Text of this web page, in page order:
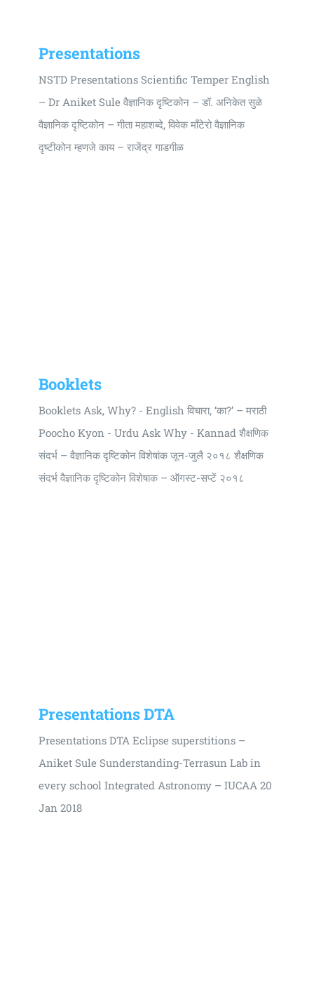
Presentations
NSTD Presentations Scientific Temper English
– Dr Aniket Sule वैज्ञानिक दृष्टिकोन – डॉ. अनिकेत सुळे
वैज्ञानिक दृष्टिकोन – गीता महाशब्दे, विवेक मॉंटेरो वैज्ञानिक
दृष्टीकोन म्हणजे काय – राजेंद्र गाडगीळ
Booklets
Booklets Ask, Why? - English विचारा, ‘का?’ – मराठी
Poocho Kyon - Urdu Ask Why - Kannad शैक्षणिक
संदर्भ – वैज्ञानिक दृष्टिकोन विशेषांक जून-जुलै २०१८ शैक्षणिक
संदर्भ वैज्ञानिक दृष्टिकोन विशेषाक – ऑगस्ट-सप्टें २०१८
Presentations DTA
Presentations DTA Eclipse superstitions –
Aniket Sule Sunderstanding-Terrasun Lab in
every school Integrated Astronomy – IUCAA 20
Jan 2018